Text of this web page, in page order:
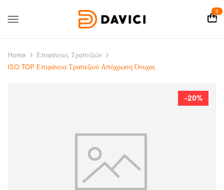
0
Home
Επιφάνειες Τραπεζιών
ISO TOP Επιφάνεια Τραπεζιού Απόχρωση Όνυχας
-20%